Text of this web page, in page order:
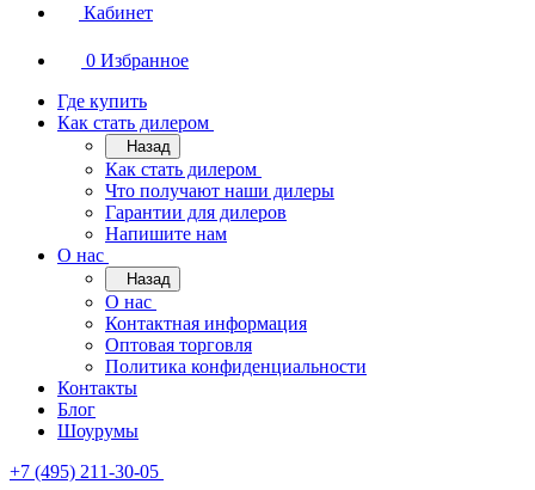
Кабинет
0 Избранное
Где купить
Как стать дилером
Назад
Как стать дилером
Что получают наши дилеры
Гарантии для дилеров
Напишите нам
О нас
Назад
О нас
Контактная информация
Оптовая торговля
Политика конфиденциальности
Контакты
Блог
Шоурумы
+7 (495) 211-30-05